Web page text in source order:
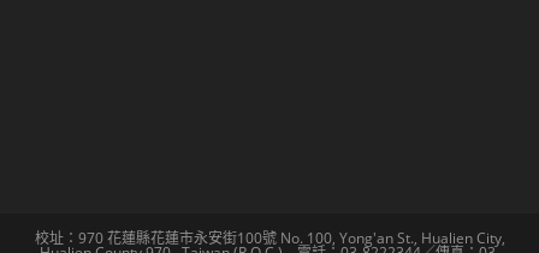
校址：970 花蓮縣花蓮市永安街100號 No. 100, Yong'an St., Hualien City,